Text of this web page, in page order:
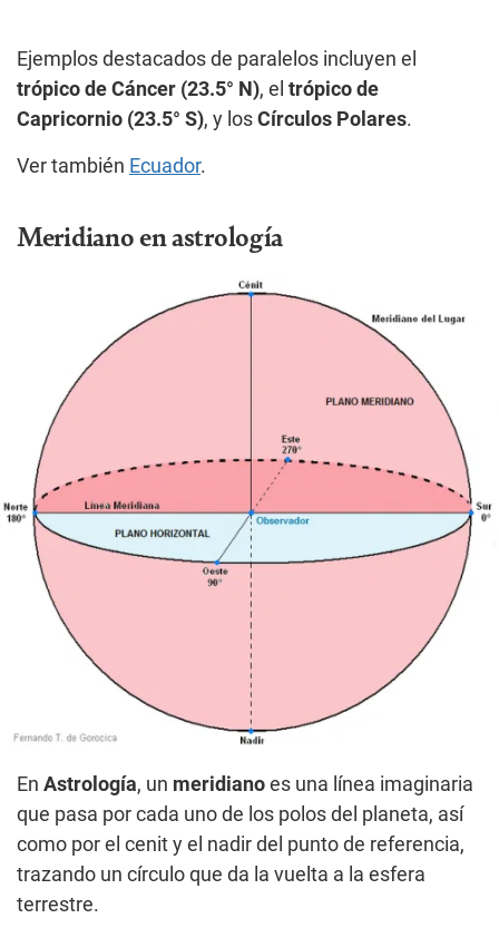
Ejemplos destacados de paralelos incluyen el
trópico de Cáncer (23.5° N), el trópico de
Capricornio (23.5° S), y los Círculos Polares.
Ver también Ecuador.
Meridiano en astrología
En Astrología, un meridiano es una línea imaginaria
que pasa por cada uno de los polos del planeta, así
como por el cenit y el nadir del punto de referencia,
trazando un círculo que da la vuelta a la esfera
terrestre.